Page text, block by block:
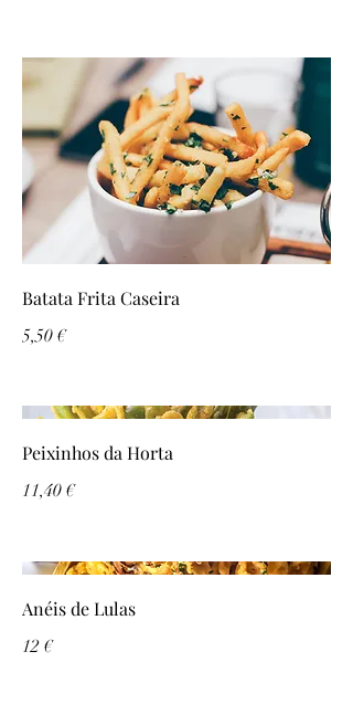
Batata Frita Caseira
5,50 €
Peixinhos da Horta
11,40 €
Anéis de Lulas
12 €